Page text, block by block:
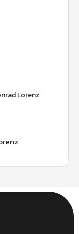
Lorenz